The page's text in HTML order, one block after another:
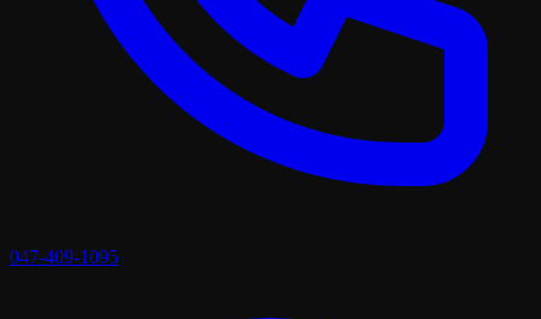
047-409-1095